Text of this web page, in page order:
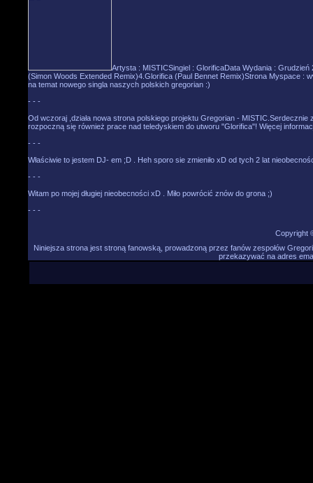
Artysta : MISTICSingiel : GlorificaData Wydania :
(Simon Woods Extended Remix)4.Glorifica (Paul Bennet Remix)Strona Myspace :
na temat nowego singla naszych polskich gregorian :)
- - -
Od wczoraj ,działa nowa strona polskiego projektu Gregorian -
rozpoczną się również prace nad teledyskiem do utworu "Glorifica"! Więcej
- - -
Właściwie to jestem DJ- em ;D . Heh sporo sie zmieniło xD od tych 2 lat
- - -
Witam po mojej długiej nieobecności xD . Miło powrócić znów do grona ;)
- - -
Copyright
Niniejsza strona jest stroną fanowską, prowadzoną przez fanów zespołów
przekazywać na adres